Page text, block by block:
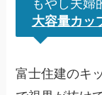
もやし夫婦
大容量カッ
富士住建のキ